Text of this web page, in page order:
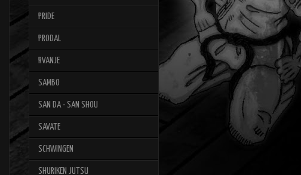
PRIDE
PRODAL
RVANJE
SAMBO
SAN DA - SAN SHOU
SAVATE
SCHWINGEN
SHURIKEN JUTSU